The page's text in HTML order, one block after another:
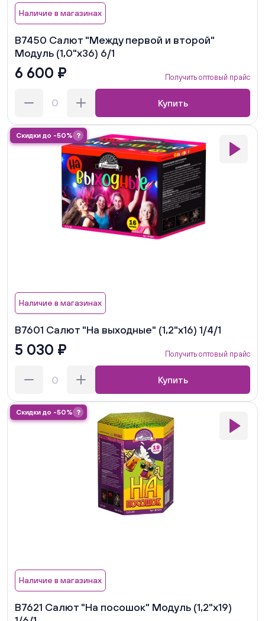
Наличие в магазинах
В7450 Салют "Между первой и второй"
Модуль (1,0"х36) 6/1
6 600 ₽ Получить оптовый прайс
Купить
Скидки до -50% ?
Наличие в магазинах
В7601 Салют "На выходные" (1,2"х16) 1/4/1
5 030 ₽ Получить оптовый прайс
Купить
Скидки до -50% ?
Наличие в магазинах
В7621 Салют "На посошок" Модуль (1,2"х19)